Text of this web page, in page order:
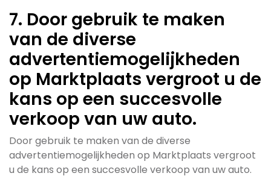
7. Door gebruik te maken
van de diverse
advertentiemogelijkheden
op Marktplaats vergroot u de
kans op een succesvolle
verkoop van uw auto.
Door gebruik te maken van de diverse
advertentiemogelijkheden op Marktplaats vergroot
u de kans op een succesvolle verkoop van uw auto.